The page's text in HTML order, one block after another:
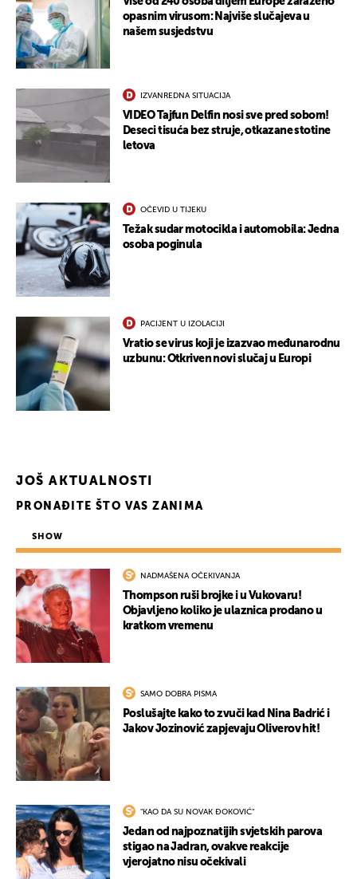
opasnim virusom: Najviše slučajeva u
našem susjedstvu
IZVANREDNA SITUACIJA
VIDEO Tajfun Delfin nosi sve pred sobom!
Deseci tisuća bez struje, otkazane stotine
letova
OČEVID U TIJEKU
Težak sudar motocikla i automobila: Jedna
osoba poginula
PACIJENT U IZOLACIJI
Vratio se virus koji je izazvao međunarodnu
uzbunu: Otkriven novi slučaj u Europi
JOŠ AKTUALNOSTI
PRONAĐITE ŠTO VAS ZANIMA
SHOW
NADMAŠENA OČEKIVANJA
Thompson ruši brojke i u Vukovaru!
Objavljeno koliko je ulaznica prodano u
kratkom vremenu
SAMO DOBRA PISMA
Poslušajte kako to zvuči kad Nina Badrić i
Jakov Jozinović zapjevaju Oliverov hit!
"KAO DA SU NOVAK ĐOKOVIĆ"
Jedan od najpoznatijih svjetskih parova
stigao na Jadran, ovakve reakcije
vjerojatno nisu očekivali
UKLJUČITE NOTIFIKACIJE